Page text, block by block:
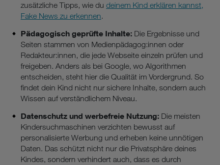
zusätzliche Tipps, wie du deinem Kind erklären kannst,
Fake News zu erkennen.
Pädagogisch geprüfte Inhalte: Die Ergebnisse und
Seiten stammen von Medienpädagog:innen oder
Redakteur:innen, die jede Webseite einzeln prüfen und
freigeben. Anders als bei Google, wo Algorithmen
entscheiden, steht hier die Qualität im Vordergrund. So
findet dein Kind nicht nur sichere Inhalte, sondern auch
Wissen auf verständlichem Niveau.
Datenschutz und werbefreie Nutzung: Die meisten
Kindersuchmaschinen verzichten bewusst auf
personalisierte Werbung und erheben keine unnötigen
Daten. Das schützt nicht nur die Privatsphäre deines
Kindes, sondern verhindert auch, dass es durch